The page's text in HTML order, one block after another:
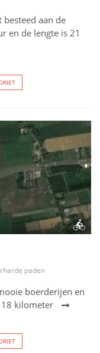
aan de
en de lengte is 21
paden
boerderijen en
18 kilometer